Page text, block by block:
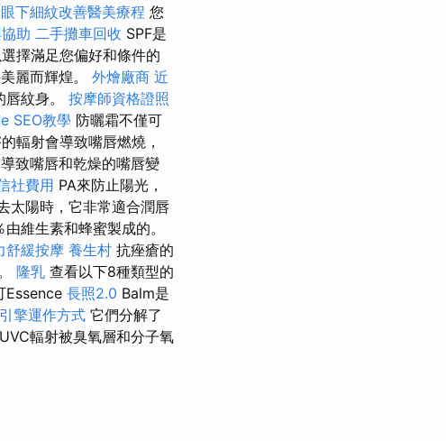
眼下細紋改善醫美療程 您
助 二手攤車回收 SPF是
擇滿足您偏好和條件的
麗而輝煌。 外燴廠商 近
紋身。 按摩師資格證照
SEO教學 防曬霜不僅可
輻射會導致嘴唇燃燒，
致嘴唇和乾燥的嘴唇變
社費用 PA來防止陽光，
太陽時，它非常適合潤唇
維生素和蜂蜜製成的。
舒緩按摩 養生村 抗痤瘡的
隆乳 查看以下8種類型的
Essence 長照2.0 Balm是
擎運作方式 它們分解了
輻射被臭氧層和分子氧